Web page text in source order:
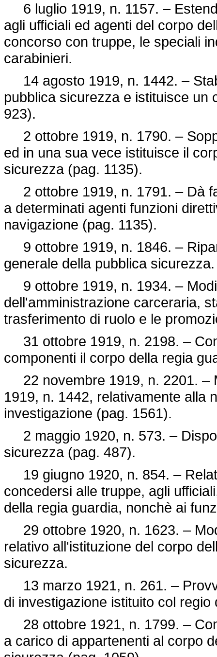
6 luglio 1919, n. 1157. –
agli ufficiali ed agenti del corpo
concorso con truppe, le speciali
carabinieri.
14 agosto 1919, n. 1442. –
pubblica sicurezza e istituisce un
923).
2 ottobre 1919, n. 1790. –
ed in una sua vece istituisce il
sicurezza (pag. 1135).
2 ottobre 1919, n. 1791. – Dà
a determinati agenti funzioni
navigazione (pag. 1135).
9 ottobre 1919, n. 1846. –
generale della pubblica sicurezza.
9 ottobre 1919, n. 1934. –
dell'amministrazione carceraria,
trasferimento di ruolo e le
31 ottobre 1919, n. 2198. –
componenti il corpo della regia
22 novembre 1919, n. 2201. –
1919, n. 1442, relativamente alla
investigazione (pag. 1561).
2 maggio 1920, n. 573. –
sicurezza (pag. 487).
19 giugno 1920, n. 854. –
concedersi alle truppe, agli
della regia guardia, nonchè ai
29 ottobre 1920, n. 1623. –
relativo all'istituzione del corpo
sicurezza.
13 marzo 1921, n. 261. –
di investigazione istituito col regio
28 ottobre 1921, n. 1799. –
a carico di appartenenti al corpo